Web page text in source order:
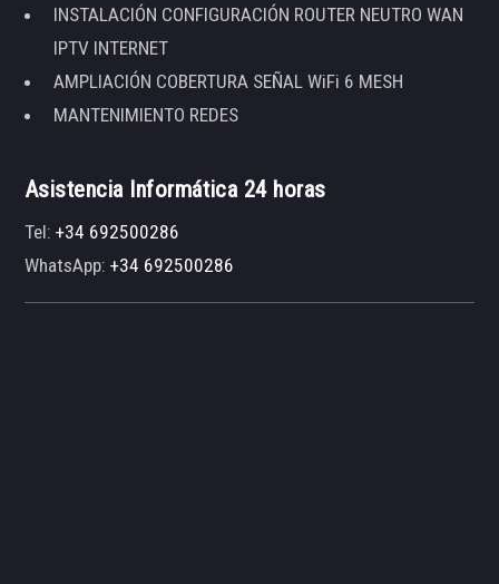
INSTALACIÓN CONFIGURACIÓN ROUTER NEUTRO WAN
IPTV INTERNET
AMPLIACIÓN COBERTURA SEÑAL WiFi 6 MESH
MANTENIMIENTO REDES
Asistencia Informática 24 horas
Tel:+34 692500286
WhatsApp:+34 692500286